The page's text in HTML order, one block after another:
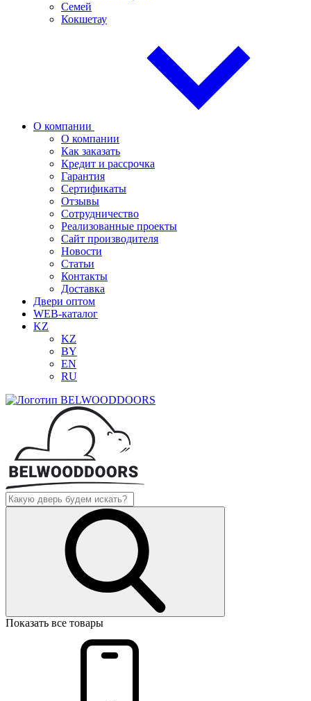
Семей
Кокшетау
О компании
О компании
Как заказать
Кредит и рассрочка
Гарантия
Сертификаты
Отзывы
Сотрудничество
Реализованные проекты
Сайт производителя
Новости
Статьи
Контакты
Доставка
Двери оптом
WEB-каталог
KZ
KZ
BY
EN
RU
Показать все товары